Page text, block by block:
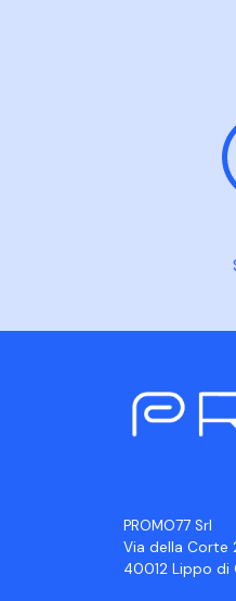
PROMO77 Srl
Via della Corte
40012 Lippo di